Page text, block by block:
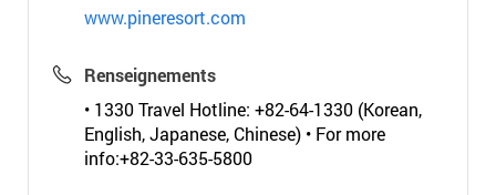
www.pineresort.com
Renseignements
• 1330 Travel Hotline: +82-64-1330 (Korean,
English, Japanese, Chinese) • For more
info:+82-33-635-5800